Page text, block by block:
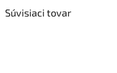
Súvisiaci tovar